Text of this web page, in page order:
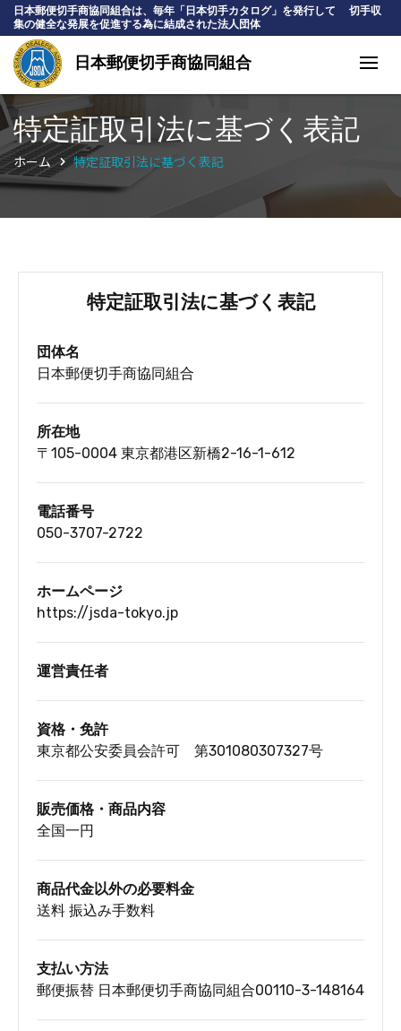
日本郵便切手商協同組合は、毎年「日本切手カタログ」を発行して 切手収
集の健全な発展を促進する為に結成された法人団体
日本郵便切手商協同組合
特定証取引法に基づく表記
ホーム 特定証取引法に基づく表記
特定証取引法に基づく表記
団体名
日本郵便切手商協同組合
所在地
〒105-0004 東京都港区新橋2-16-1-612
電話番号
050-3707-2722
ホームページ
https://jsda-tokyo.jp
運営責任者
資格・免許
東京都公安委員会許可 第301080307327号
販売価格・商品内容
全国一円
商品代金以外の必要料金
送料 振込み手数料
支払い方法
郵便振替 日本郵便切手商協同組合00110-3-148164